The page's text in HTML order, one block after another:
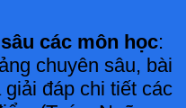
các môn học:
chuyên sâu, bài
đáp chi tiết các